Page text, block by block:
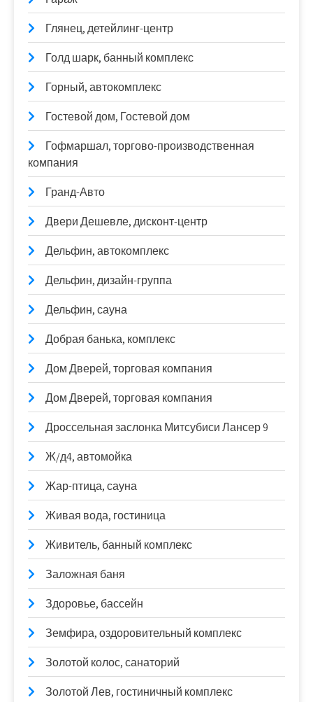
Глянец, детейлинг-центр
Голд шарк, банный комплекс
Горный, автокомплекс
Гостевой дом, Гостевой дом
Гофмаршал, торгово-производственная
компания
Гранд-Авто
Двери Дешевле, дисконт-центр
Дельфин, автокомплекс
Дельфин, дизайн-группа
Дельфин, сауна
Добрая банька, комплекс
Дом Дверей, торговая компания
Дом Дверей, торговая компания
Дроссельная заслонка Митсубиси Лансер 9
Ж/д4, автомойка
Жар-птица, сауна
Живая вода, гостиница
Живитель, банный комплекс
Заложная баня
Здоровье, бассейн
Земфира, оздоровительный комплекс
Золотой колос, санаторий
Золотой Лев, гостиничный комплекс